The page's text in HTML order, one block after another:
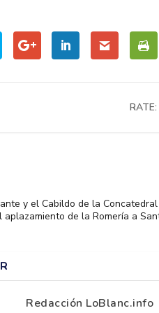
RATE:
y el Cabildo de la
de la Romería a
Redacción LoBlanc.info